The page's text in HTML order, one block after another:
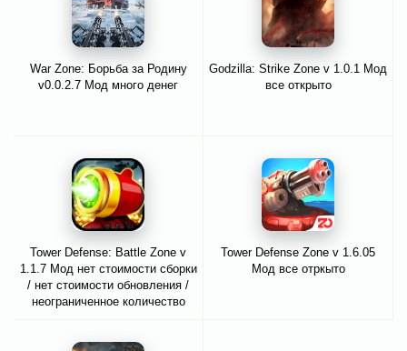
War Zone: Борьба за Родину
v0.0.2.7 Мод много денег
Godzilla: Strike Zone v 1.0.1 Мод
все открыто
Tower Defense: Battle Zone v
1.1.7 Мод нет стоимости сборки
/ нет стоимости обновления /
неограниченное количество
Tower Defense Zone v 1.6.05
Мод все отркыто